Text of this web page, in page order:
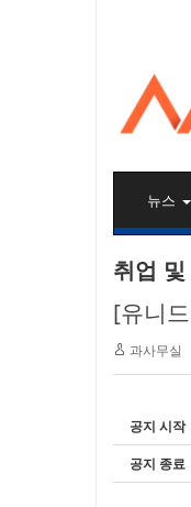
뉴스
취업
[유니
과사무실
공지 시작
공지 종료